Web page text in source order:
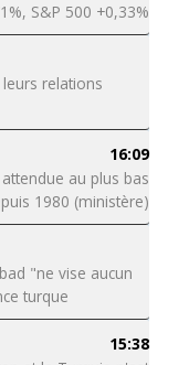
S&P 500 +0,33%
relations
16:09
au plus bas
1980 (ministère)
"ne vise aucun
turque
15:38